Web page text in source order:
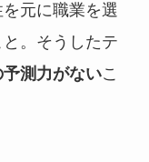
元に職業を選
。そうしたテ
測力がないこ